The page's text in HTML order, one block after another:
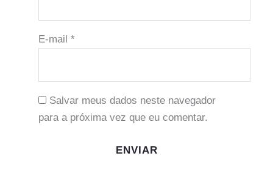
E-mail *
Salvar meus dados neste navegador
para a próxima vez que eu comentar.